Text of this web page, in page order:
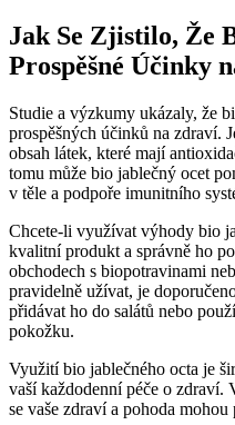
Jak Se ⁢Zjistilo, Že
Prospěšné Účinky‍
Studie⁤ a výzkumy ukázaly, že
prospěšných účinků na zdraví.
obsah látek, které mají
tomu ​může bio jablečný ocet
v těle a podpoře imunitního
Chcete-li využívat výhody bio
kvalitní produkt⁢ a správně ho
obchodech s biopotravinami
pravidelně užívat, ​je
přidávat ho do ⁤salátů nebo
pokožku.
Využití ⁤bio jablečného octa je⁢
vaší každodenní péče o zdraví.
se vaše ​zdraví a pohoda mohou